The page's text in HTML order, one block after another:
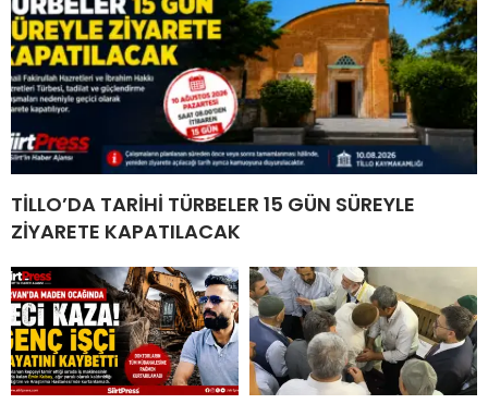
TİLLO’DA TARİHİ TÜRBELER 15 GÜN SÜREYLE
ZİYARETE KAPATILACAK